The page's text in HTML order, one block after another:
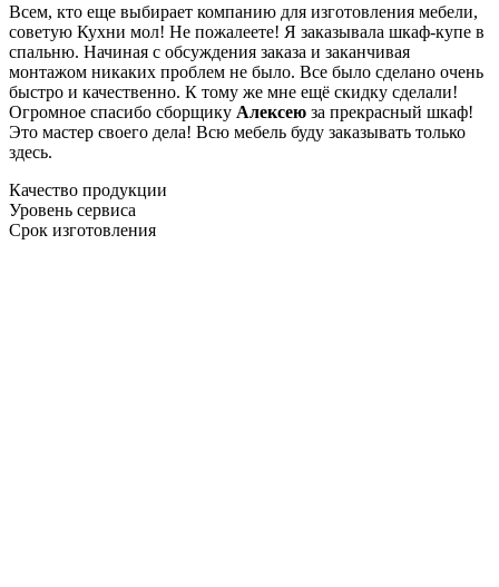
Всем, кто еще выбирает компанию для изготовления мебели,
советую Кухни мол! Не пожалеете! Я заказывала шкаф-купе в
спальню. Начиная с обсуждения заказа и заканчивая
монтажом никаких проблем не было. Все было сделано очень
быстро и качественно. К тому же мне ещё скидку сделали!
Огромное спасибо сборщику Алексею за прекрасный шкаф!
Это мастер своего дела! Всю мебель буду заказывать только
здесь.
Качество продукции
Уровень сервиса
Срок изготовления